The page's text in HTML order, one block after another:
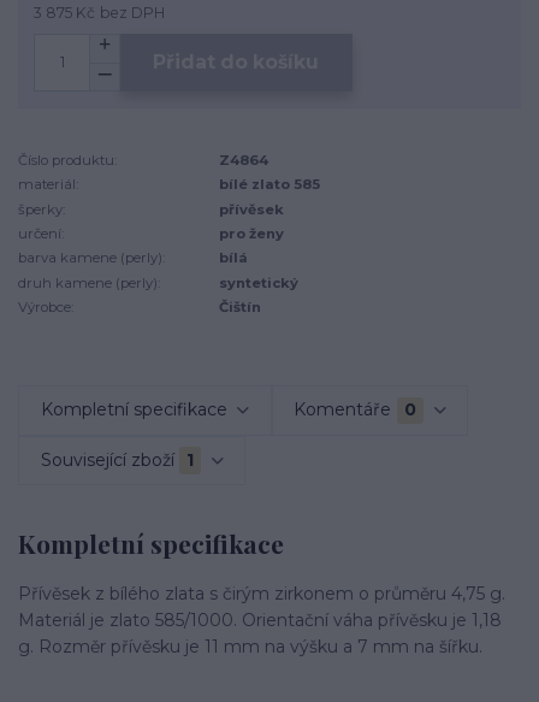
3 875 Kč bez DPH
Číslo produktu:
Z4864
materiál:
bílé zlato 585
šperky:
přívěsek
určení:
pro ženy
barva kamene (perly):
bílá
druh kamene (perly):
syntetický
Výrobce:
Čištín
Kompletní specifikace Komentáře 0
Související zboží 1
Kompletní specifikace
Přívěsek z bílého zlata s čirým zirkonem o průměru 4,75 g.
Materiál je zlato 585/1000. Orientační váha přívěsku je 1,18
g. Rozměr přívěsku je 11 mm na výšku a 7 mm na šířku.